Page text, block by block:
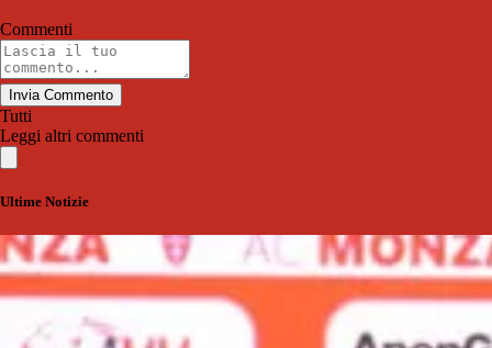
Commenti
Invia Commento
Tutti
Leggi altri commenti
Ultime Notizie